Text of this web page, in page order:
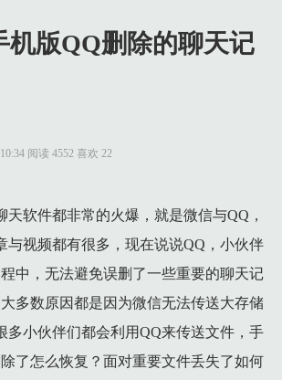
机版QQ删除的聊天记
阅读 4552 喜欢 22
天软件都非常的火爆，就是微信与QQ，
与视频都有很多，现在说说QQ，小伙伴
中，无法避免误删了一些重要的聊天记
多数原因都是因为微信无法传送大存储
多小伙伴们都会利用QQ来传送文件，手
了怎么恢复？面对重要文件丢失了如何
步骤一后，打开需要恢复聊天记录的朋友的聊
其中一种聊天记录内容分类后，小编这里点击
电脑上打开QQ，点击左下角的三条横杠的图标
出来的新对话框内有两种模式，只需要点击【
步骤二，就会在【选择聊天会话】中看到在电